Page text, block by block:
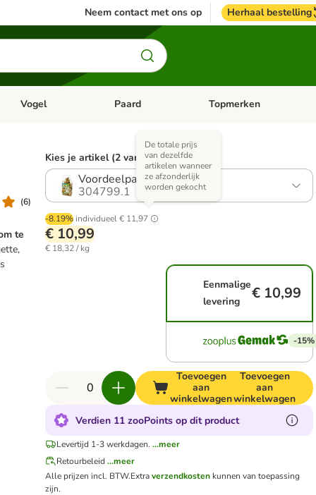
Neem contact met ons op Herhaal bestelling
Kleine dieren
Open categorie menu: Vis
Vogel Open categorie menu: Vogel
Paard Open categorie menu: Paard
Topmerken
(6)
te
Kies je artikel (2 varianten)
Voordeelpakket 3 x 200 g
304799.1
-8.19% individueel€ 11,97
De totale prijs
van dezelfde
artikelen wanneer
ze afzonderlijk
worden gekocht
€ 10,99
€ 18,32 / kg
Eenmalige
levering
€ 10,99
-15%
Toevoegen
aan
winkelwagen
Toevoegen
aan
winkelwagen
Verdien 11 zooPoints op dit product
Levertijd 1-3 werkdagen. ...meer
Retourbeleid ...meer
Alle prijzen incl. BTW.Extraverzendkosten kunnen van toepassing
zijn.